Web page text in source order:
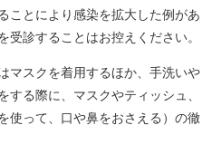
ことにより感染を拡大した例があ
受診することはお控えください。
マスクを着用するほか、手洗いや
る際に、マスクやティッシュ、
使って、口や鼻をおさえる）の徹